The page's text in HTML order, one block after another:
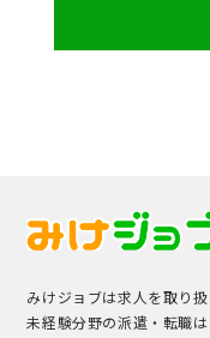
みけジョブは求人を取り
未経験分野の派遣・転職